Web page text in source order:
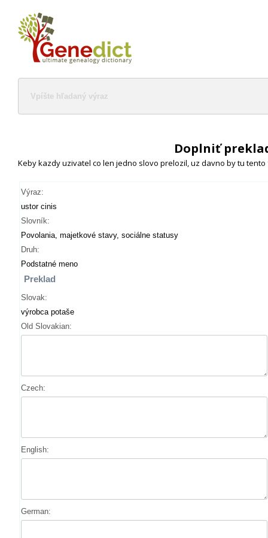
Doplniť
Keby kazdy uzivatel co len jedno slovo prelozil, uz davno by tu
Výraz:
ustor cinis
Slovník:
Povolania, majetkové stavy, sociálne statusy
Druh:
Podstatné meno
Preklad
Slovak:
výrobca potaše
Old Slovakian:
Czech:
English:
German: